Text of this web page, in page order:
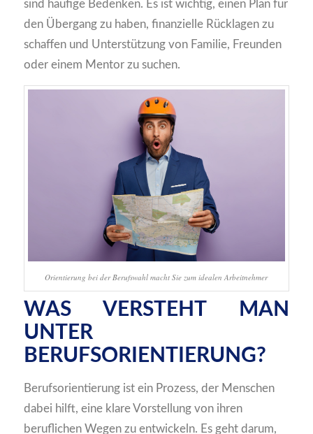
sind häufige Bedenken. Es ist wichtig, einen Plan für
den Übergang zu haben, finanzielle Rücklagen zu
schaffen und Unterstützung von Familie, Freunden
oder einem Mentor zu suchen.
Orientierung bei der Berufswahl macht Sie zum idealen Arbeitnehmer
WAS VERSTEHT MAN
UNTER
BERUFSORIENTIERUNG?
Berufsorientierung ist ein Prozess, der Menschen
dabei hilft, eine klare Vorstellung von ihren
beruflichen Wegen zu entwickeln. Es geht darum,